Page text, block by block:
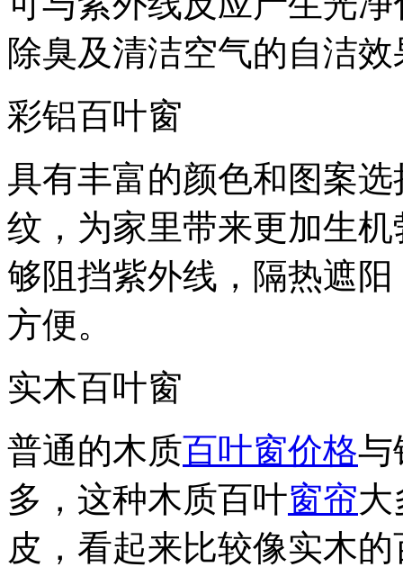
除臭及清洁空气的自洁效
彩铝百叶窗
具有丰富的颜色和图案
纹，为家里带来更加生
够阻挡紫外线，隔热遮
方便。
实木百叶窗
普通的木质百叶窗价格与
多，这种木质百叶窗帘大
皮，看起来比较像实木